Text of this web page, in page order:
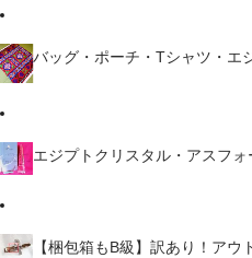
バッグ・ポーチ・Tシャツ・エ
エジプトクリスタル・アスフ
【梱包箱もB級】訳あり！アウ